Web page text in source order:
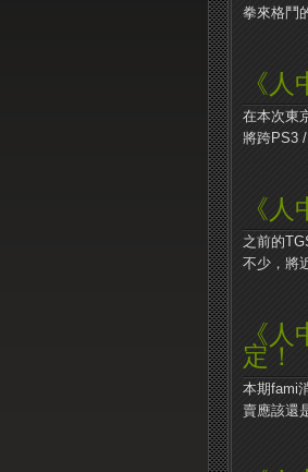
拳來格鬥
《
在本次東
將跨PS3
《
之前的
不少，將
《
定！
本期fami
賣應該還